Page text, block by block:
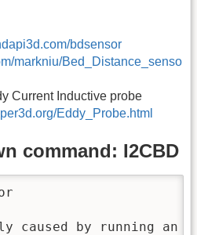
bdsensor
markniu/Bed_Distance_senso
Current Inductive probe
Eddy_Probe.html
command: I2CBD
caused by running an